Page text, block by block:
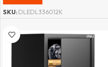
SKU:DLEDL336012K